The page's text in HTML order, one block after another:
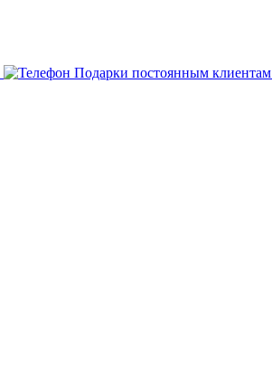
Подарки постоянным клиентам